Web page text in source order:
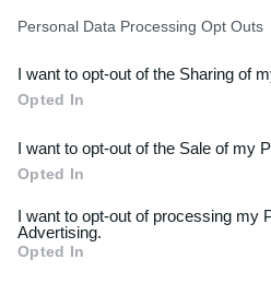
Downstream Participants
third parties.
Personal Data Processing Opt Outs
I want to opt-out of the Sharing of
Opted In
I want to opt-out of the Sale of my
Opted In
I want to opt-out of processing my
Advertising.
Opted In